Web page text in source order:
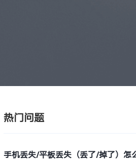
热门问题
手机丢失/平板丢失（丢了/掉了）怎